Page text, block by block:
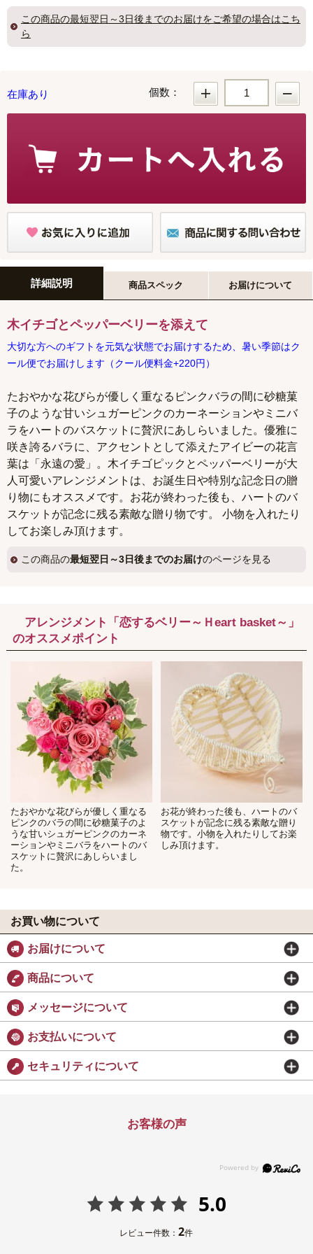
この商品の最短翌日～3日後までのお届けをご希望の場合はこち
ら
在庫あり 個数：
詳細説明 商品スペック お届けについて
木イチゴとペッパーベリーを添えて
大切な方へのギフトを元気な状態でお届けするため、暑い季節はク
ール便でお届けします（クール便料金+220円）
たおやかな花びらが優しく重なるピンクバラの間に砂糖菓
子のような甘いシュガーピンクのカーネーションやミニバ
ラをハートのバスケットに贅沢にあしらいました。優雅に
咲き誇るバラに、アクセントとして添えたアイビーの花言
葉は「永遠の愛」。木イチゴピックとペッパーベリーが大
人可愛いアレンジメントは、お誕生日や特別な記念日の贈
り物にもオススメです。お花が終わった後も、ハートのバ
スケットが記念に残る素敵な贈り物です。 小物を入れたり
してお楽しみ頂けます。
この商品の最短翌日～3日後までのお届けのページを見る
アレンジメント「恋するベリー～Ｈeart basket～」
のオススメポイント
たおやかな花びらが優しく重なる
ピンクのバラの間に砂糖菓子のよ
うな甘いシュガーピンクのカーネ
ーションやミニバラをハートのバ
スケットに贅沢にあしらいまし
た。
お花が終わった後も、ハートのバ
スケットが記念に残る素敵な贈り
物です。小物を入れたりしてお楽
しみ頂けます。
お買い物について
お届けについて
商品について
メッセージについて
お支払いについて
セキュリティについて
お客様の声
5.0
レビュー件数：2件